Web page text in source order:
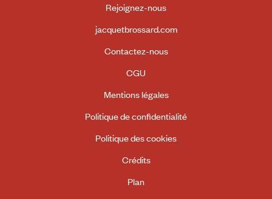
Rejoignez-nous
jacquetbrossard.com
Contactez-nous
CGU
Mentions légales
Politique de confidentialité
Politique des cookies
Crédits
Plan